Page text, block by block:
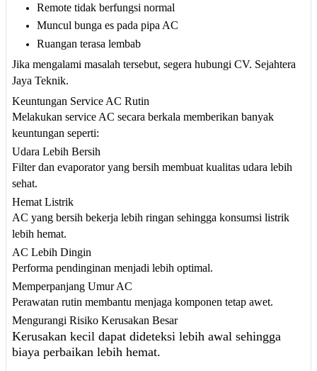
Remote tidak berfungsi normal
Muncul bunga es pada pipa AC
Ruangan terasa lembab
Jika mengalami masalah tersebut, segera hubungi CV. Sejahtera
Jaya Teknik.
Keuntungan Service AC Rutin
Melakukan service AC secara berkala memberikan banyak
keuntungan seperti:
Udara Lebih Bersih
Filter dan evaporator yang bersih membuat kualitas udara lebih
sehat.
Hemat Listrik
AC yang bersih bekerja lebih ringan sehingga konsumsi listrik
lebih hemat.
AC Lebih Dingin
Performa pendinginan menjadi lebih optimal.
Memperpanjang Umur AC
Perawatan rutin membantu menjaga komponen tetap awet.
Mengurangi Risiko Kerusakan Besar
Kerusakan kecil dapat dideteksi lebih awal sehingga
biaya perbaikan lebih hemat.